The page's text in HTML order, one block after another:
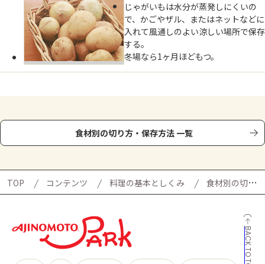
じゃがいもは水分が蒸発しにくいの
で、かごやザル、またはネットなどに
入れて風通しのよい涼しい場所で保存
する。
冬場なら1ヶ月ほどもつ。
食材別の切り方・保存方法 一覧
TOP コンテンツ 料理の基本としくみ 食材別の切り方・保存方法
BACK TO TOP